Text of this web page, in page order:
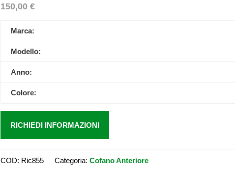
150,00 €
Marca:
Modello:
Anno:
Colore:
RICHIEDI INFORMAZIONI
COD: Ric855 Categoria: Cofano Anteriore